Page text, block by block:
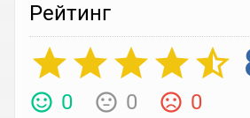
Рейтинг
0 0 0